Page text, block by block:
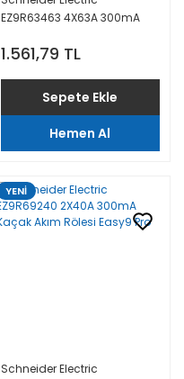
EZ9R63463 4X63A 300mA
1.561,79 TL
Sepete Ekle
Hemen Al
YENİ
Schneider Electric